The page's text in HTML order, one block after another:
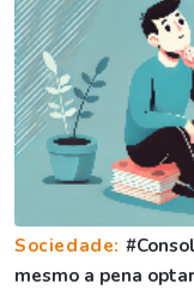
Sociedade:
mesmo a pena